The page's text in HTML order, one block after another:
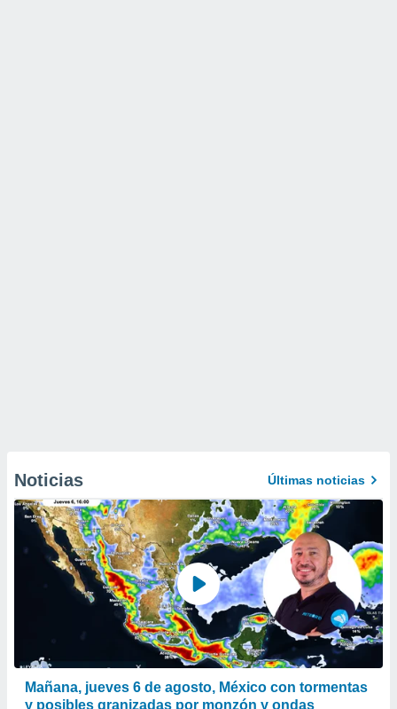
Noticias Últimas noticias
Mañana, jueves 6 de agosto, México con tormentas
y posibles granizadas por monzón y ondas